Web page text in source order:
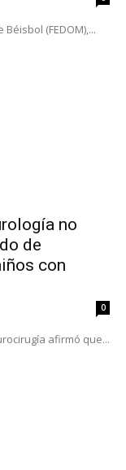
(FEDOM),...
no
de
con
0
afirmó que...